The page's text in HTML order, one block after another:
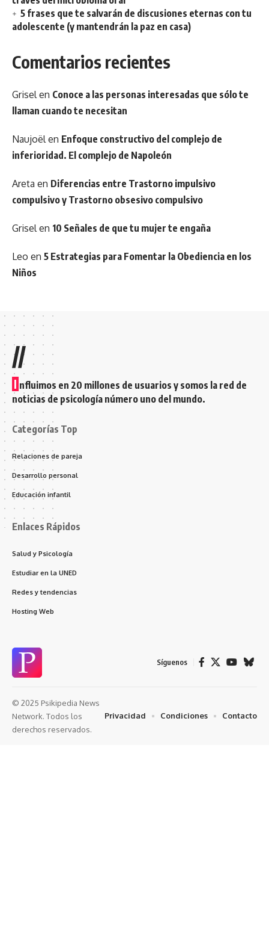
5 frases que te salvarán de discusiones eternas con tu
adolescente (y mantendrán la paz en casa)
Comentarios recientes
Grisel en Conoce a las personas interesadas que sólo te
llaman cuando te necesitan
Naujoël en Enfoque constructivo del complejo de
inferioridad. El complejo de Napoleón
Areta en Diferencias entre Trastorno impulsivo
compulsivo y Trastorno obsesivo compulsivo
Grisel en 10 Señales de que tu mujer te engaña
Leo en 5 Estrategias para Fomentar la Obediencia en los
Niños
//
I nfluimos en 20 millones de usuarios y somos la red de
noticias de psicología número uno del mundo.
Categorías Top
Relaciones de pareja
Desarrollo personal
Educación infantil
Enlaces Rápidos
Salud y Psicología
Estudiar en la UNED
Redes y tendencias
Hosting Web
Síguenos
© 2025 Psikipedia News
Network. Todos los
derechos reservados.
Privacidad Condiciones Contacto